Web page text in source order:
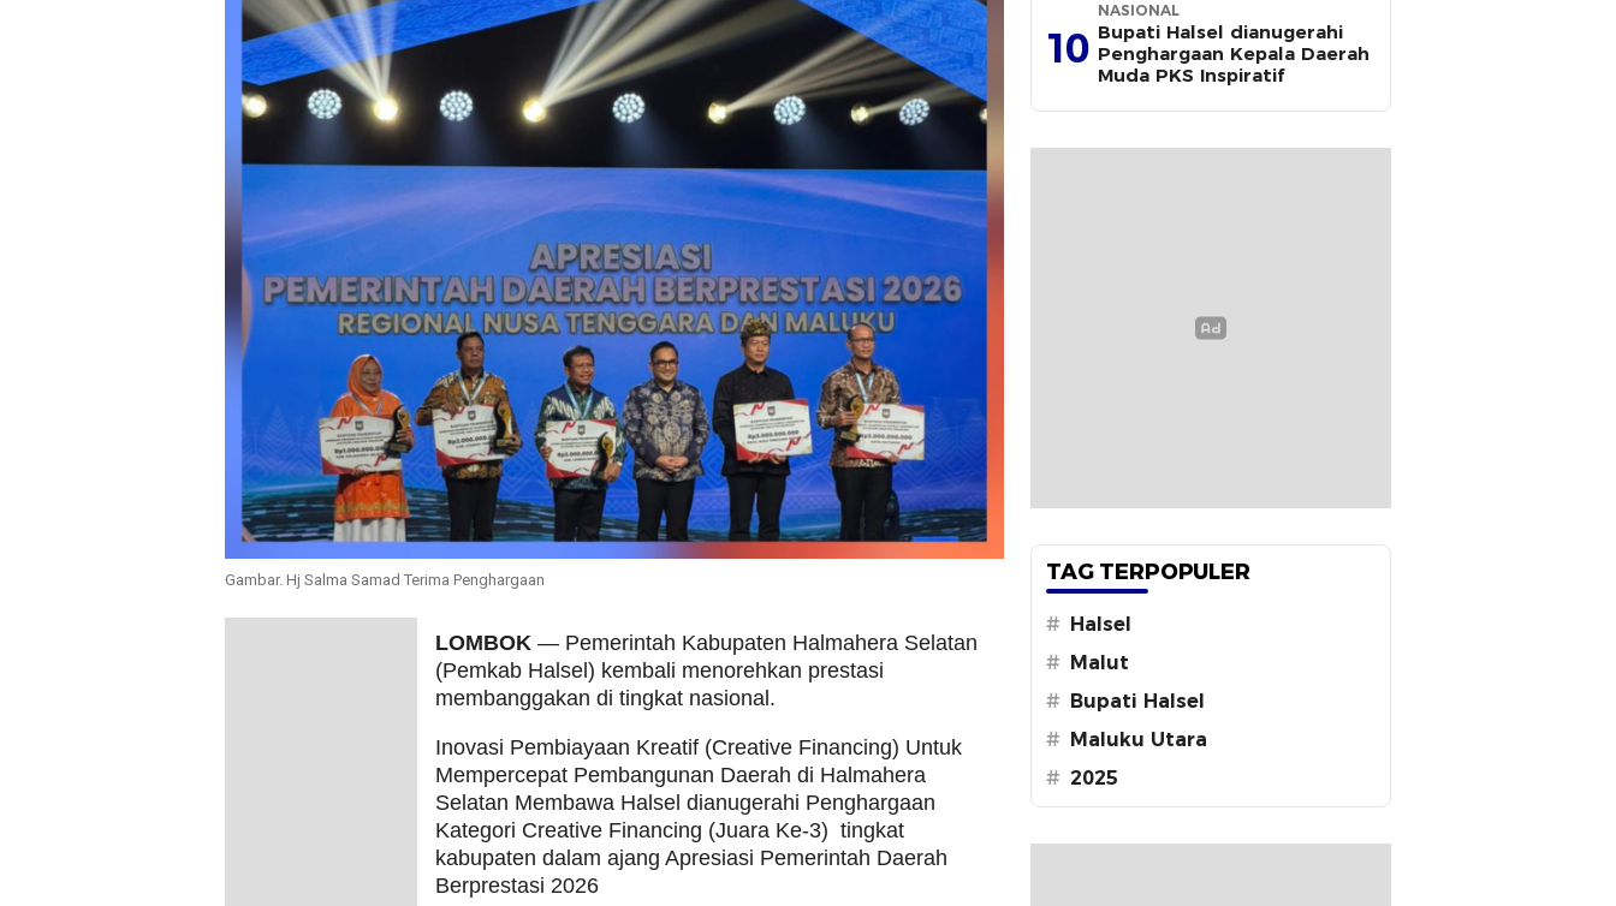
Gambar. Hj Salma Samad Terima Penghargaan
LOMBOK — Pemerintah Kabupaten Halmahera Selatan
(Pemkab Halsel) kembali menorehkan prestasi
membanggakan di tingkat nasional.
Inovasi Pembiayaan Kreatif (Creative Financing) Untuk
Mempercepat Pembangunan Daerah di Halmahera
Selatan Membawa Halsel dianugerahi Penghargaan
Kategori Creative Financing (Juara Ke-3) tingkat
kabupaten dalam ajang Apresiasi Pemerintah Daerah
Berprestasi 2026
10
NASIONAL
Bupati Halsel dianugerahi
Penghargaan Kepala Daerah
Muda PKS Inspiratif
TAG TERPOPULER
#
Halsel
#
Malut
#
Bupati Halsel
#
Maluku Utara
# 2025